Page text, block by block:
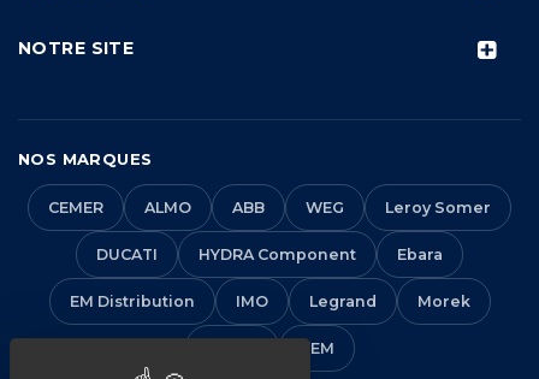
NOTRE SITE
NOS MARQUES
CEMER ALMO ABB WEG Leroy Somer
DUCATI HYDRA Component Ebara
EM Distribution IMO Legrand Morek
VEM